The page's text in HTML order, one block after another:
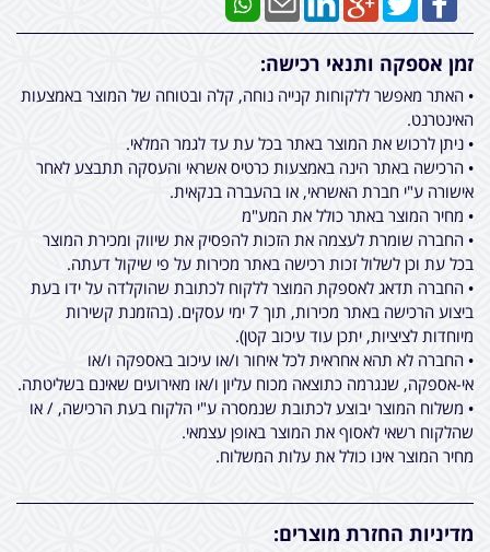
זמן אספקה ותנאי רכישה:
• האתר מאפשר ללקוחות קנייה נוחה, קלה ובטוחה של המוצר באמצעות
האינטרנט.
• ניתן לרכוש את המוצר באתר בכל עת עד לגמר המלאי.
• הרכישה באתר הינה באמצעות כרטיס אשראי והעסקה תתבצע לאחר
אישורה ע"י חברת האשראי, או בהעברה בנקאית.
• מחיר המוצר באתר כולל את המע"מ
• החברה שומרת לעצמה את הזכות להפסיק את שיווק ומכירת המוצר
בכל עת וכן לשלול זכות רכישה באתר מכירות על פי שיקול דעתה.
• החברה תדאג לאספקת המוצר ללקוח לכתובת שהוקלדה על ידו בעת
ביצוע הרכישה באתר מכירות, תוך 7 ימי עסקים. (בהזמנת קשירות
מיוחדות לציציות, יתכן עוד עיכוב קטן).
• החברה לא תהא אחראית לכל איחור ו/או עיכוב באספקה ו/או
אי-אספקה, שנגרמה כתוצאה מכוח עליון ו/או מאירועים שאינם בשליטתה.
• משלוח המוצר יבוצע לכתובת שנמסרה ע"י הלקוח בעת הרכישה, / או
שהלקוח רשאי לאסוף את המוצר באופן עצמאי.
מחיר המוצר אינו כולל את עלות המשלוח.
מדיניות החזרת מוצרים: